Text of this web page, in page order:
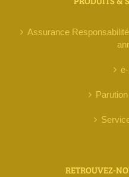
Assurance
RETROUVEZ-